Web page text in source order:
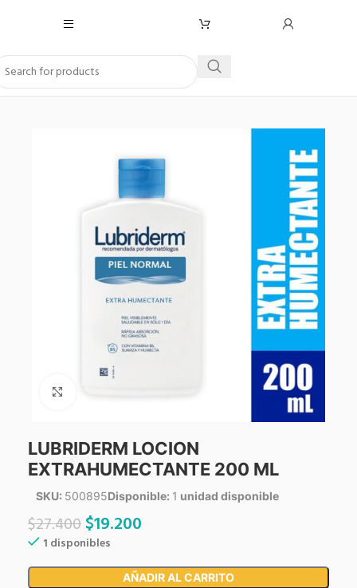
LUBRIDERM LOCION
EXTRAHUMECTANTE 200 ML
SKU: 500895Disponible: 1 unidad disponible
$27.400$19.200
1 disponibles
AÑADIR AL CARRITO